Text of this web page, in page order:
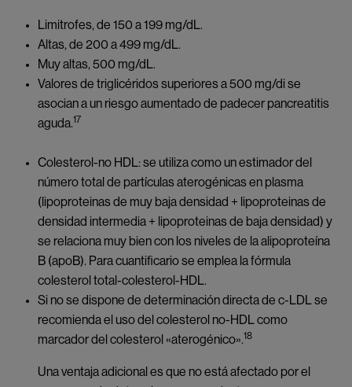
Limitrofes, de 150 a 199 mg/dL.
Altas, de 200 a 499 mg/dL.
Muy altas, 500 mg/dL.
Valores de triglicéridos superiores a 500 mg/di se
asocian a un riesgo aumentado de padecer pancreatitis
aguda.17
Colesterol-no HDL: se utiliza como un estimador del
número total de partículas aterogénicas en plasma
(lipoproteinas de muy baja densidad + lipoproteinas de
densidad intermedia + lipoproteinas de baja densidad) y
se relaciona muy bien con los niveles de la alipoproteína
B (apoB). Para cuantificario se emplea la fórmula
colesterol total-colesterol-HDL.
Si no se dispone de determinación directa de c-LDL se
recomienda el uso del colesterol no-HDL como
marcador del colesterol «aterogénico».18
Una ventaja adicional es que no está afectado por el